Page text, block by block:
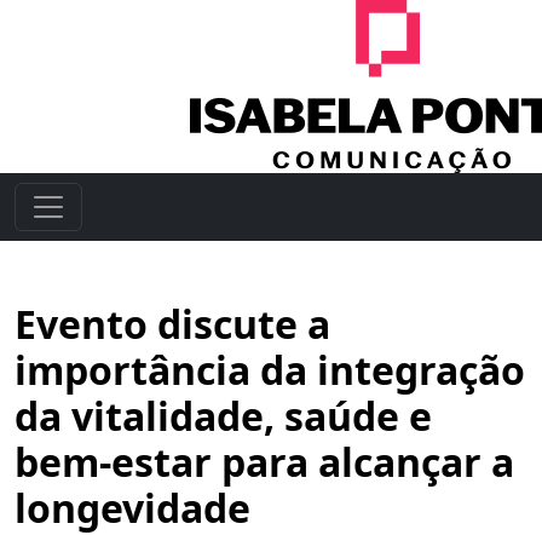
Evento discute a
importância da integração
da vitalidade, saúde e
bem-estar para alcançar a
longevidade